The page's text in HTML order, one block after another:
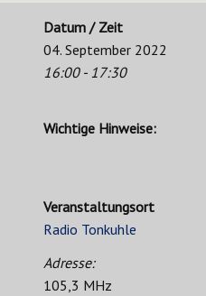
Datum / Zeit
04. September 2022
16:00 - 17:30
Wichtige Hinweise:
Veranstaltungsort
Radio Tonkuhle
Adresse:
105,3 MHz